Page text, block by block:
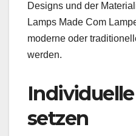
Designs und der
Lamps Made Com
moderne oder
werden.
setzen